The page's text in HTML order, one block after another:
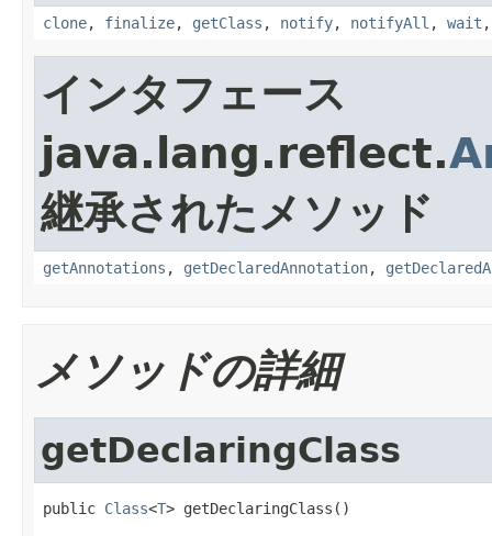
clone, finalize, getClass , notify, notifyAll , wait
インタフェース
java.lang.reflect.
継承されたメソッド
getAnnotations , getDeclaredAnnotation,
メソッドの詳細
getDeclaringClass
public Class<T> getDeclaringClass()